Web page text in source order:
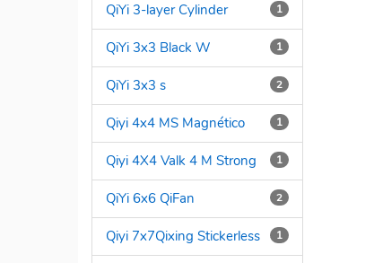
1
QiYi 3-layer Cylinder
1
QiYi 3x3 Black W
2
QiYi 3x3 s
1
Qiyi 4x4 MS Magnético
1
Qiyi 4X4 Valk 4 M Strong
2
QiYi 6x6 QiFan
1
Qiyi 7x7Qixing Stickerless